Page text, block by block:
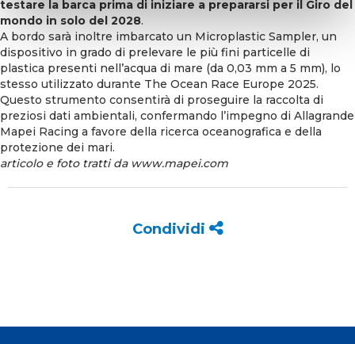
testare la barca prima di iniziare a prepararsi per il Giro del
mondo in solo del 2028.
A bordo sarà inoltre imbarcato un Microplastic Sampler, un
dispositivo in grado di prelevare le più fini particelle di
plastica presenti nell’acqua di mare (da 0,03 mm a 5 mm), lo
stesso utilizzato durante The Ocean Race Europe 2025.
Questo strumento consentirà di proseguire la raccolta di
preziosi dati ambientali, confermando l’impegno di Allagrande
Mapei Racing a favore della ricerca oceanografica e della
protezione dei mari.
articolo e foto tratti da www.mapei.com
Condividi